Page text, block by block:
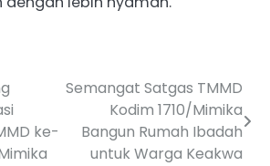
ke-
Semangat Satgas TMMD
Kodim 1710/Mimika
Bangun Rumah Ibadah
untuk Warga Keakwa